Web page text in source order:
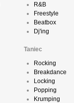
R&B
Freestyle
Beatbox
Dj'ing
Taniec
Rocking
Breakdance
Locking
Popping
Krumping